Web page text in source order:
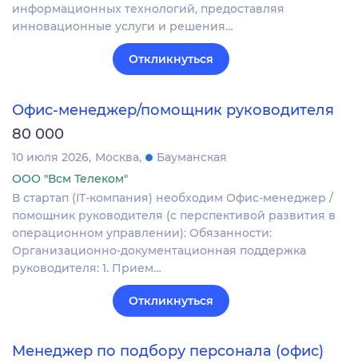
информационных технологий, предоставляя
инновационные услуги и решения…
Откликнуться
Офис-менеджер/помощник руководителя
80 000
10 июля 2026 Москва
Бауманская
ООО "Всм Телеком"
В стартап (IT-компания) необходим Офис-менеджер /
помощник руководителя (с перспективой развития в
операционном управлении): Обязанности:
Организационно-документационная поддержка
руководителя: 1. Прием…
Откликнуться
Менеджер по подбору персонала (офис)